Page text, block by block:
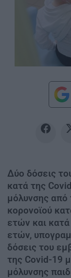
Δύο δόσεις
κατά της
μόλυνσης από
κορονοϊού
ετών και
ετών,
δόσεις του
της Covid-19
μόλυνσης